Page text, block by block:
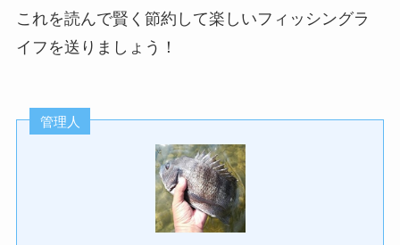
これを読んで賢く節約して楽しいフィッシングラ
イフを送りましょう！
管理人